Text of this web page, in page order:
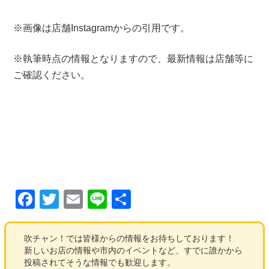
※画像は店舗Instagramからの引用です。
※執筆時点の情報となりますので、最新情報は店舗等に
ご確認ください。
F
a
c
e
T
wi
tt
er
E
m
ail
Li
n
e
有
吹チャン！では皆様からの情報をお待ちしております！
新しいお店の情報や市内のイベントなど、すでに誰かから
投稿されてそうな情報でも歓迎します。